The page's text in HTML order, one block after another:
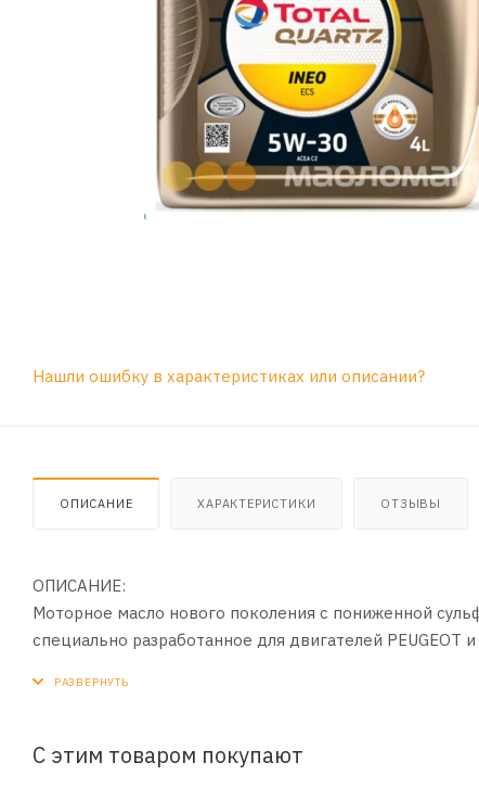
Нашли ошибку в характеристиках или описании?
ОПИСАНИЕ ХАРАКТЕРИСТИКИ ОТЗЫВЫ
ОПИСАНИЕ:
Моторное масло нового поколения с пониженной
специально разработанное для двигателей PEUGEOT
Специально разработанное для двигателей PEUGEOT и
С этим товаром покупают